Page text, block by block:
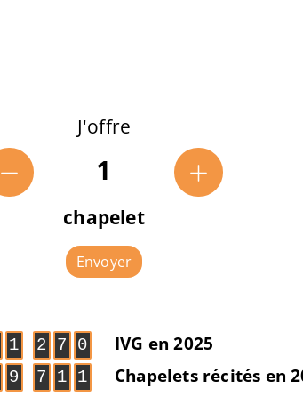
J'offre
1
chapelet
Envoyer
1 2 7 0 IVG en 2025
9 7 1 1 Chapelets récités en